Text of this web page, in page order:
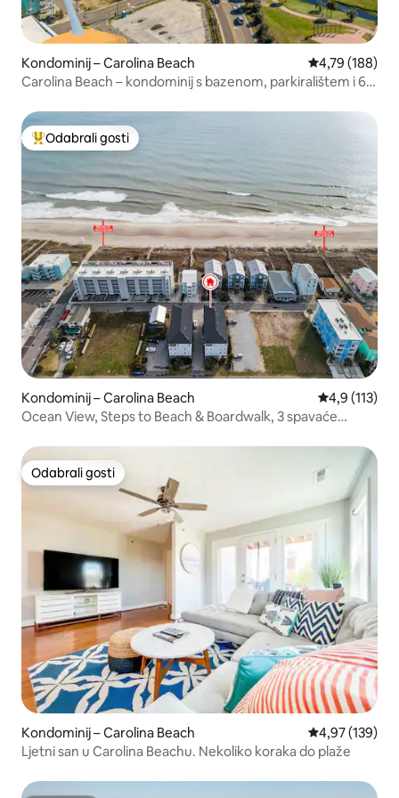
Kondominij – Carolina Beach Prosječna
4,79 (188)
Carolina Beach – kondominij s bazenom, parkiralištem i 6
Među najviše rangiranima s oznakom „Odabrali gosti”
Odabrali gosti
Kondominij – Carolina Beach Prosječna
4,9 (113)
Ocean View, Steps to Beach & Boardwalk, 3 spavaće
Odabrali gosti
Odabrali gosti
Kondominij – Carolina Beach Prosječna
4,97 (139)
Ljetni san u Carolina Beachu. Nekoliko koraka do plaže